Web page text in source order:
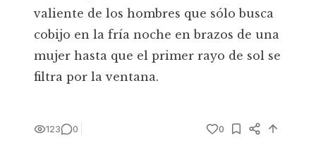
valiente de los hombres que sólo busca
cobijo en la fría noche en brazos de una
mujer hasta que el primer rayo de sol se
filtra por la ventana.
123 0 0